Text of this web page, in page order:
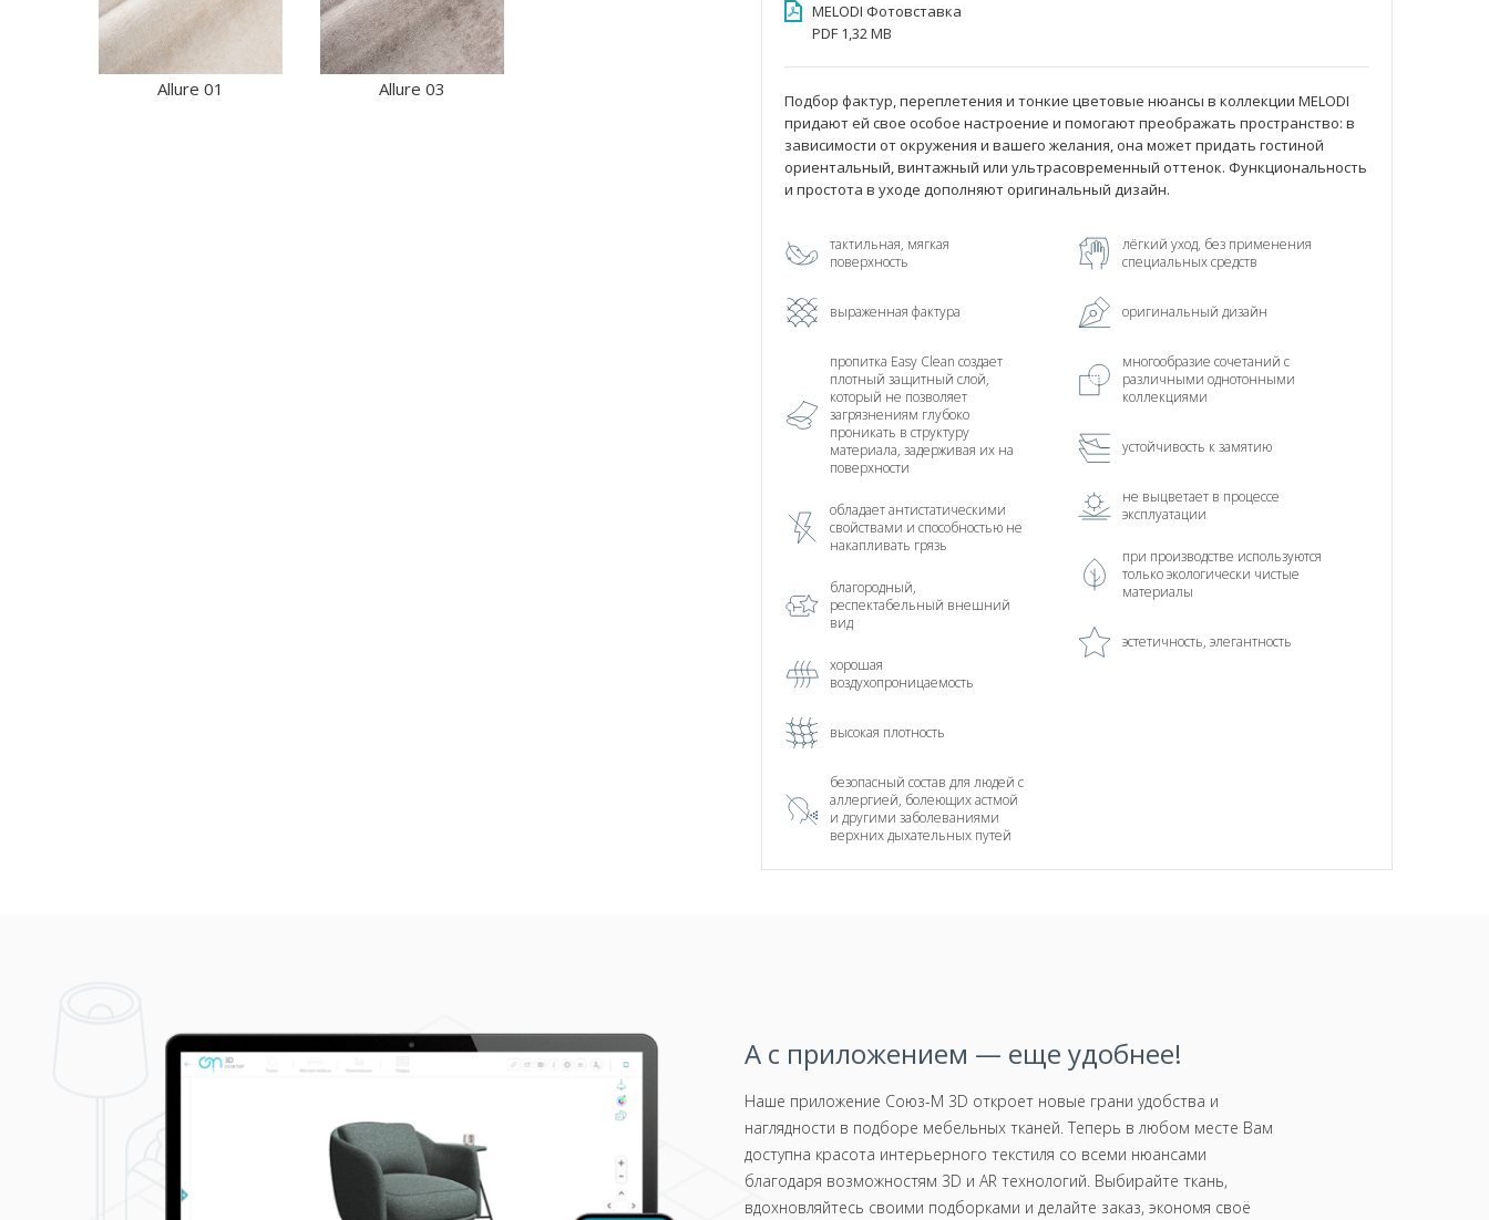
Allure 01 Allure 03
MELODI Фотовставка
PDF 1,32 MB
Подбор фактур, переплетения и тонкие цветовые нюансы в коллекции MELODI
придают ей свое особое настроение и помогают преображать пространство: в
зависимости от окружения и вашего желания, она может придать гостиной
ориентальный, винтажный или ультрасовременный оттенок. Функциональность
и простота в уходе дополняют оригинальный дизайн.
тактильная, мягкая
поверхность
выраженная фактура
пропитка Easy Clean создает
плотный защитный слой,
который не позволяет
загрязнениям глубоко
проникать в структуру
материала, задерживая их на
поверхности
обладает антистатическими
свойствами и способностью не
накапливать грязь
благородный,
респектабельный внешний
вид
хорошая
воздухопроницаемость
высокая плотность
безопасный состав для людей с
аллергией, болеющих астмой
и другими заболеваниями
верхних дыхательных путей
лёгкий уход, без применения
специальных средств
оригинальный дизайн
многообразие сочетаний с
различными однотонными
коллекциями
устойчивость к замятию
не выцветает в процессе
эксплуатации
при производстве используются
только экологически чистые
материалы
эстетичность, элегантность
А с приложением — еще удобнее!
Наше приложение Союз-М 3D откроет новые грани удобства и
наглядности в подборе мебельных тканей. Теперь в любом месте Вам
доступна красота интерьерного текстиля со всеми нюансами
благодаря возможностям 3D и AR технологий. Выбирайте ткань,
вдохновляйтесь своими подборками и делайте заказ, экономя своё